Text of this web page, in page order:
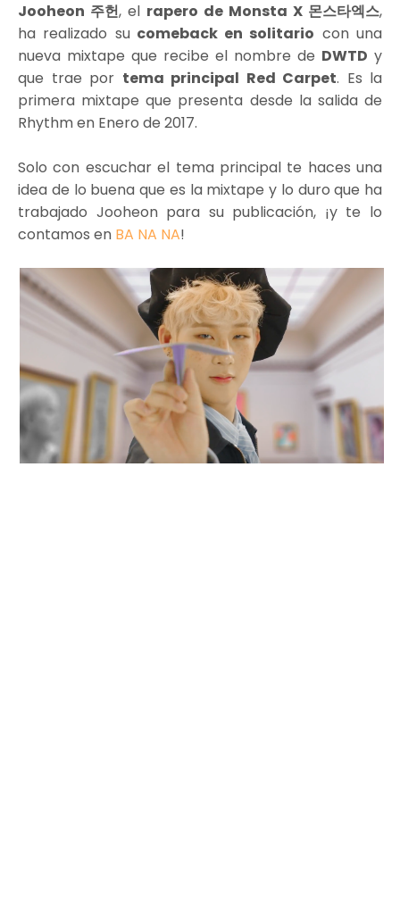
Jooheon 주헌, el rapero de Monsta X 몬스타엑스,
ha realizado sucomeback en solitario con una
nueva mixtape que recibe el nombre de DWTD y
que trae por tema principal Red Carpet. Es la
primera mixtape que presenta desde la salida de
Rhythm en Enero de 2017.
Solo con escuchar el tema principal te haces una
idea de lo buena que es la mixtape y lo duro que ha
trabajado Jooheon para su publicación, ¡y te lo
contamos en BA NA NA!